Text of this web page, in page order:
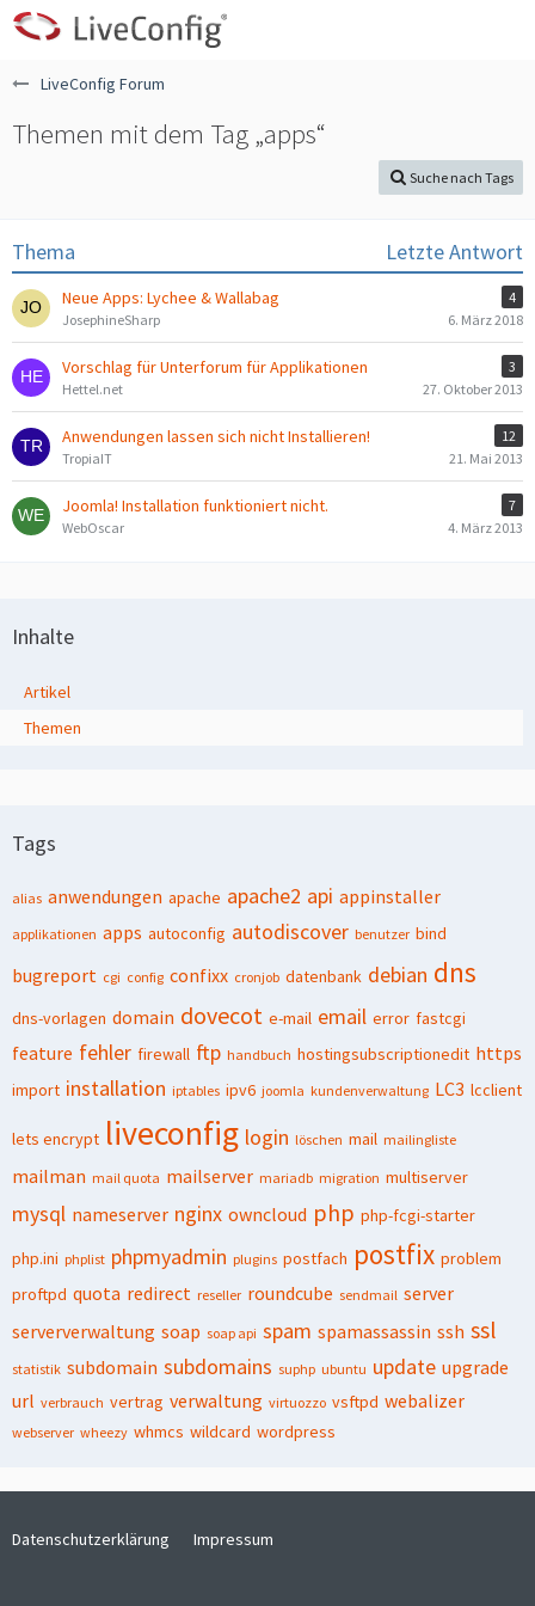
LiveConfig Forum
Themen mit dem Tag „apps“
Suche nach Tags
Thema Letzte Antwort
Neue Apps: Lychee & Wallabag
4
JosephineSharp
6. März 2018
Vorschlag für Unterforum für Applikationen
3
Hettel.net
27. Oktober 2013
Anwendungen lassen sich nicht Installieren!
12
TropiaIT
21. Mai 2013
Joomla! Installation funktioniert nicht.
7
WebOscar
4. März 2013
Inhalte
Artikel
Themen
Tags
alias anwendungen apache apache2 api appinstaller
applikationen apps autoconfig autodiscover benutzer bind
bugreport cgi config confixx cronjob datenbank debian dns
dns-vorlagen domain dovecot e-mail email error fastcgi
feature fehler firewall ftp handbuch hostingsubscriptionedit https
import installation iptables ipv6 joomla kundenverwaltung LC3 lcclient
lets encrypt liveconfig login löschen mail mailingliste
mailman mail quota mailserver mariadb migration multiserver
mysql nameserver nginx owncloud php php-fcgi-starter
php.ini phplist phpmyadmin plugins postfach postfix problem
proftpd quota redirect reseller roundcube sendmail server
serververwaltung soap soap api spam spamassassin ssh ssl
statistik subdomain subdomains suphp ubuntu update upgrade
url verbrauch vertrag verwaltung virtuozzo vsftpd webalizer
webserver wheezy whmcs wildcard wordpress
Datenschutzerklärung Impressum